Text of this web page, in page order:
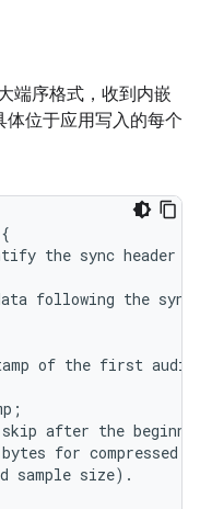
端序格式，收到内嵌
位于应用写入的每个
the sync header
following the
of the first
after the
for compressed
sample size).